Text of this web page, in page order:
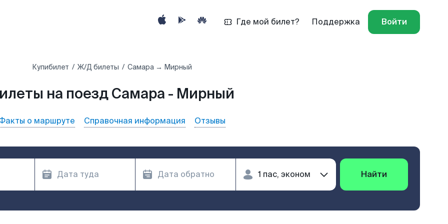
Где мой билет? Поддержка Войти
Купибилет Ж/Д билеты Самара → Мирный
на поезд Самара - Мирный
о маршруте Справочная информация Отзывы
Найти